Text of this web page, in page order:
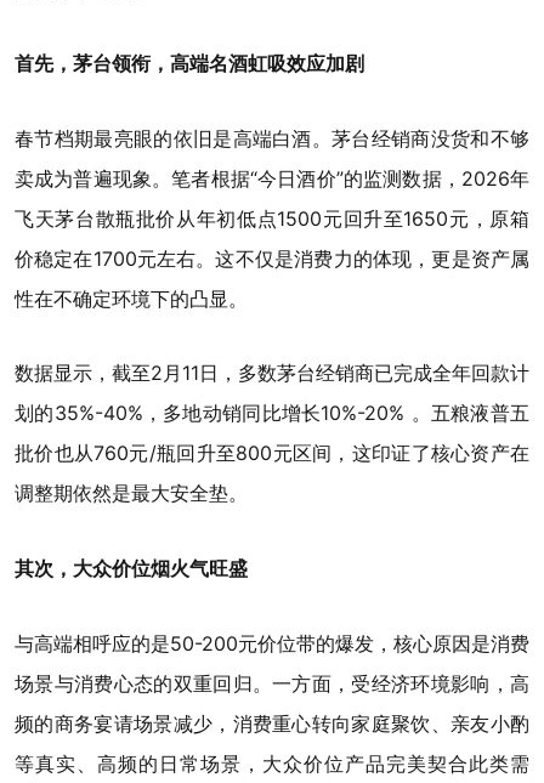
首先，茅台领衔，高端名酒虹吸效应加剧
春节档期最亮眼的依旧是高端白酒。茅台经销商没货和不够
卖成为普遍现象。笔者根据“今日酒价”的监测数据，2026年
飞天茅台散瓶批价从年初低点1500元回升至1650元，原箱
价稳定在1700元左右。这不仅是消费力的体现，更是资产属
性在不确定环境下的凸显。
数据显示，截至2月11日，多数茅台经销商已完成全年回款计
划的35%-40%，多地动销同比增长10%-20% 。五粮液普五
批价也从760元/瓶回升至800元区间，这印证了核心资产在
调整期依然是最大安全垫。
其次，大众价位烟火气旺盛
与高端相呼应的是50-200元价位带的爆发，核心原因是消费
场景与消费心态的双重回归。一方面，受经济环境影响，高
频的商务宴请场景减少，消费重心转向家庭聚饮、亲友小酌
等真实、高频的日常场景，大众价位产品完美契合此类需